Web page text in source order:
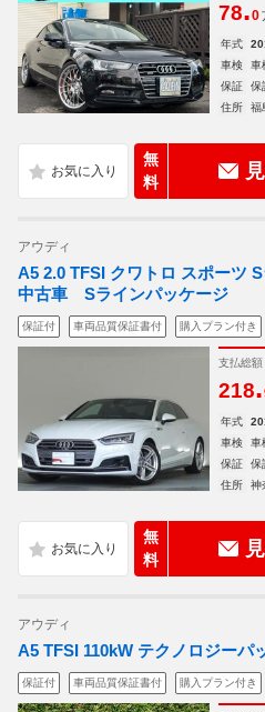
78.0
年式
車検
車
保証
保
住所
福
無
料
アウディ
A5 2.0 TFSI クワトロ スポーツ
中古車 Sラインパッケージ
保証付 車両品質保証書付 購入プラン付き
支払総額
218.
年式
車検
車
保証
保
住所
神
無
料
アウディ
A5 TFSI 110kW テクノロジーパ
保証付 車両品質保証書付 購入プラン付き